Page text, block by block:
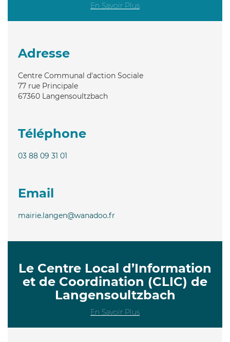
En Savoir Plus
Adresse
Centre Communal d'action Sociale
77 rue Principale
67360 Langensoultzbach
Téléphone
03 88 09 31 01
Email
mairie.langen@wanadoo.fr
Le Centre Local d’Information
et de Coordination (CLIC) de
Langensoultzbach
En Savoir Plus